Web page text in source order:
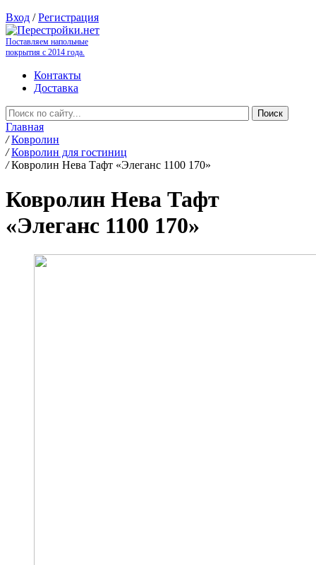
Вход /Регистрация
Поставляем напольные
покрытия с 2014 года.
Контакты
Доставка
Главная
/ Ковролин
/ Ковролин для гостиниц
/ Ковролин Нева Тафт «Элеганс 1100 170»
Ковролин Нева Тафт
«Элеганс 1100 170»